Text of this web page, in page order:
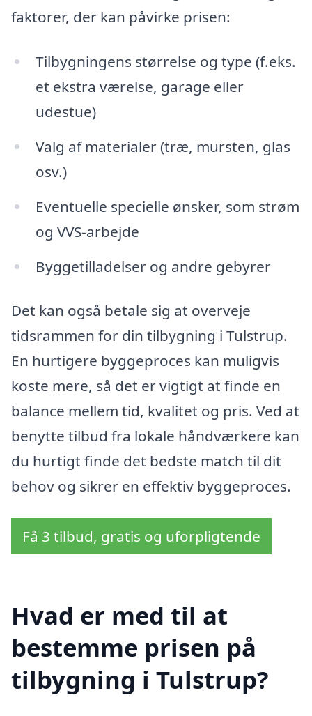
faktorer, der kan påvirke prisen:
Tilbygningens størrelse og type (f.eks.
et ekstra værelse, garage eller
udestue)
Valg af materialer (træ, mursten, glas
osv.)
Eventuelle specielle ønsker, som strøm
og VVS-arbejde
Byggetilladelser og andre gebyrer
Det kan også betale sig at overveje
tidsrammen for din tilbygning i Tulstrup.
En hurtigere byggeproces kan muligvis
koste mere, så det er vigtigt at finde en
balance mellem tid, kvalitet og pris. Ved at
benytte tilbud fra lokale håndværkere kan
du hurtigt finde det bedste match til dit
behov og sikrer en effektiv byggeproces.
Få 3 tilbud, gratis og uforpligtende
Hvad er med til at
bestemme prisen på
tilbygning i Tulstrup?